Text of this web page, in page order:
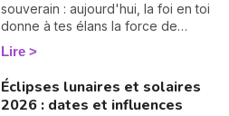
souverain : aujourd'hui, la foi en toi
donne à tes élans la force de
devenir un chemin lumineux.
Lire
Éclipses lunaires et solaires
2026 : dates et influences